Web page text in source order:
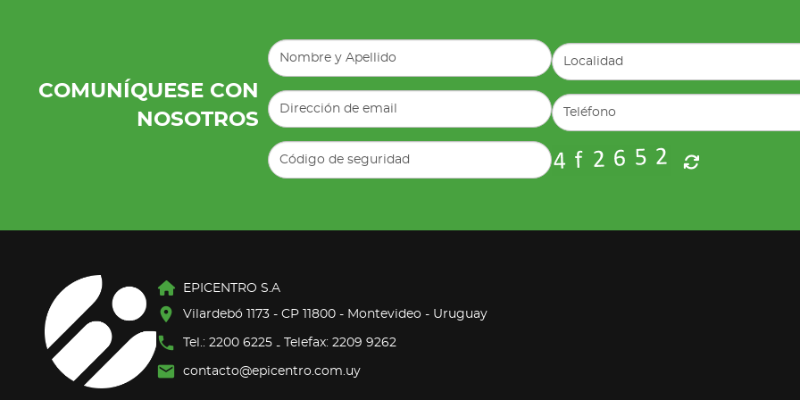
COMUNÍQUESE CON
NOSOTROS
EPICENTRO S.A
Vilardebó 1173 - CP 11800 - Montevideo - Uruguay
Tel.: 2200 6225 - Telefax: 2209 9262
contacto@epicentro.com.uy